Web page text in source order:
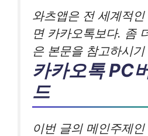
와츠앱은 전 세계적
면 카카오톡보다. 좀
은 본문을 참고하시기
카카오톡 PC
드
이번 글의 메인주제